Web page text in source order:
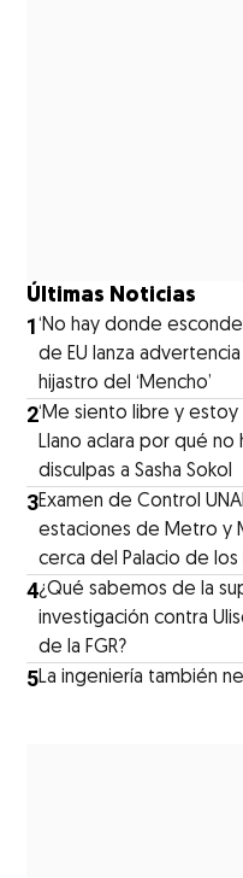
Últimas Noticias
1‘No hay donde
de EU lanza advertencia
hijastro del ‘Mencho’
2‘Me siento libre y estoy
Llano aclara por qué
disculpas a Sasha Sokol
3Examen de Control
estaciones de Metro y
cerca del Palacio de
4¿Qué sabemos de la
investigación contra
de la FGR?
5La ingeniería también